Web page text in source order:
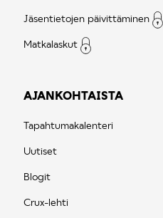
Jäsentietojen päivittäminen
Matkalaskut
AJANKOHTAISTA
Tapahtumakalenteri
Uutiset
Blogit
Crux-lehti